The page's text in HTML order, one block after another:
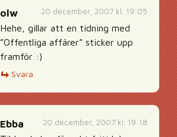
20 december, 2007 kl. 19:05
olw
Hehe, gillar att en tidning med
”Offentliga affärer” sticker upp
framför :)
Svara
20 december, 2007 kl. 19:18
Ebba